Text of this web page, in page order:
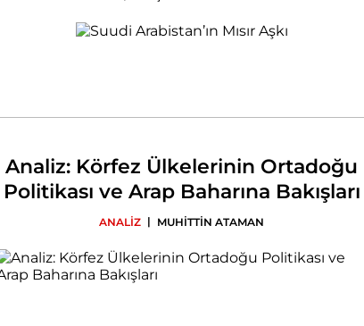
Analiz: Körfez Ülkelerinin Ortadoğu
Politikası ve Arap Baharına Bakışları
ANALİZ | MUHİTTİN ATAMAN